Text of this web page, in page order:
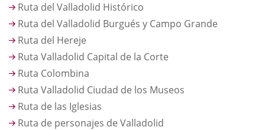
Ruta del Valladolid Histórico
Ruta del Valladolid Burgués y Campo Grande
Ruta del Hereje
Ruta Valladolid Capital de la Corte
Ruta Colombina
Ruta Valladolid Ciudad de los Museos
Ruta de las Iglesias
Ruta de personajes de Valladolid